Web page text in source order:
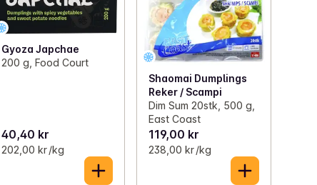
Gyoza Japchae
200 g, Food Court
40,40 kr
202,00 kr /kg
Shaomai Dumplings
Reker / Scampi
Dim Sum 20stk, 500 g,
East Coast
119,00 kr
238,00 kr /kg